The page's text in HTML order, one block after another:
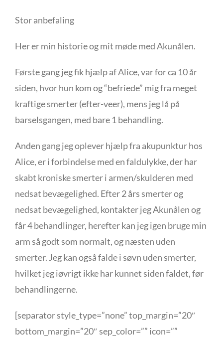
Stor anbefaling
Her er min historie og mit møde med Akunålen.
Første gang jeg fik hjælp af Alice, var for ca 10 år
siden, hvor hun kom og “befriede” mig fra meget
kraftige smerter (efter-veer), mens jeg lå på
barselsgangen, med bare 1 behandling.
Anden gang jeg oplever hjælp fra akupunktur hos
Alice, er i forbindelse med en faldulykke, der har
skabt kroniske smerter i armen/skulderen med
nedsat bevægelighed. Efter 2 års smerter og
nedsat bevægelighed, kontakter jeg Akunålen og
får 4 behandlinger, herefter kan jeg igen bruge min
arm så godt som normalt, og næsten uden
smerter. Jeg kan også falde i søvn uden smerter,
hvilket jeg iøvrigt ikke har kunnet siden faldet, før
behandlingerne.
[separator style_type=”none” top_margin=”20″
bottom_margin=”20″ sep_color=”” icon=””